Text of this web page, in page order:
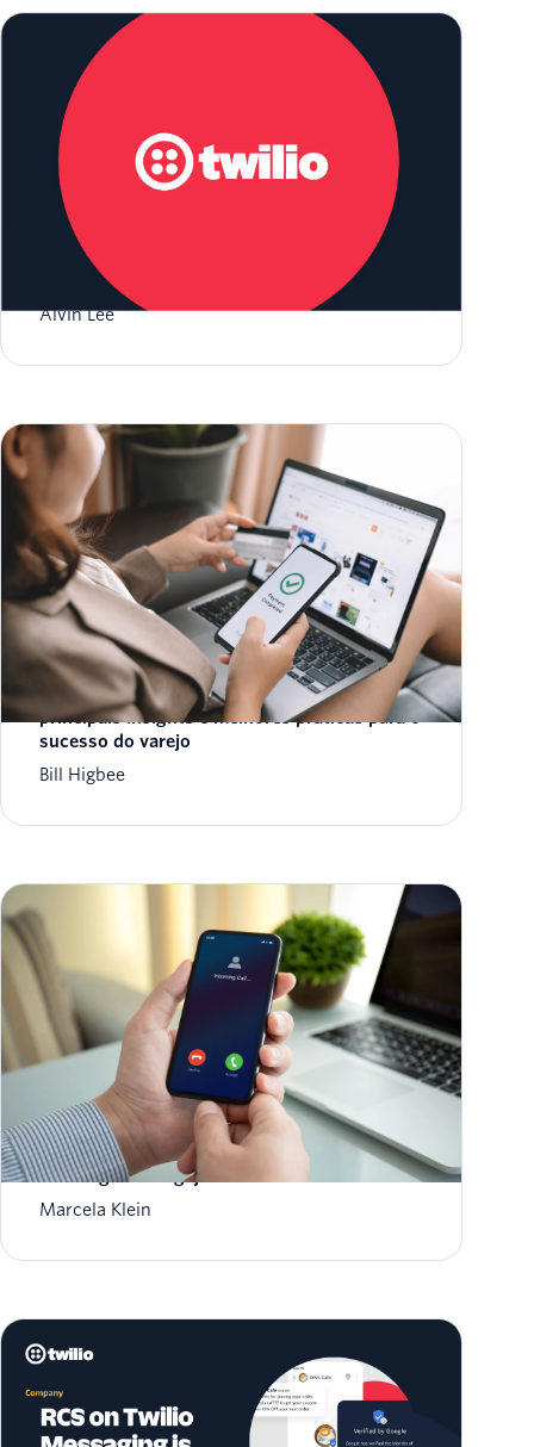
Comece a usar o RCS e a Twilio
Alvin Lee
Preparação para a Cyber Week 2024:
principais insights e melhores práticas para o
sucesso do varejo
Bill Higbee
Notificações no WhatsApp Business como
estratégia de engajamento ao cliente
Marcela Klein